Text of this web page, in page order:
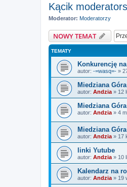
Kącik
Moderator: Moderatorzy
NOWY TEMAT
TEMATY
Konkurencję
autor: -=wasq=- »
Miedziana
autor: Andzia » 12
Miedziana
autor: Andzia » 4
Miedziana
autor: Andzia » 17
linki Yutube
autor: Andzia » 10
Kalendarz na
autor: Andzia » 19